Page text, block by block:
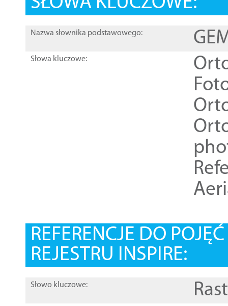
Nazwa słownika podstawowego:
Słowa kluczowe:
REFERENCJE DO
REJESTRU INSPIRE:
Słowo kluczowe: